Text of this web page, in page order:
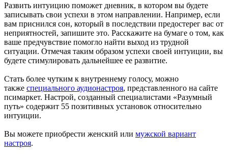
Развить интуицию поможет дневник, в котором вы будете
записывать свои успехи в этом направлении. Например, если
вам приснился сон, который в последствии предостерег вас от
неприятностей, запишите это. Расскажите на бумаге о том, как
ваше предчувствие помогло найти выход из трудной
ситуации. Отмечая таким образом успехи своей интуиции, вы
будете стимулировать дальнейшее ее развитие.
Стать более чутким к внутреннему голосу, можно
также специального аудионастроя, представленного на сайте
псимаркет. Настрой, созданный специалистами «Разумный
путь» содержит 55 позитивных установок относительно
интуиции.
Вы можете приобрести женский или мужской вариант
настроя.